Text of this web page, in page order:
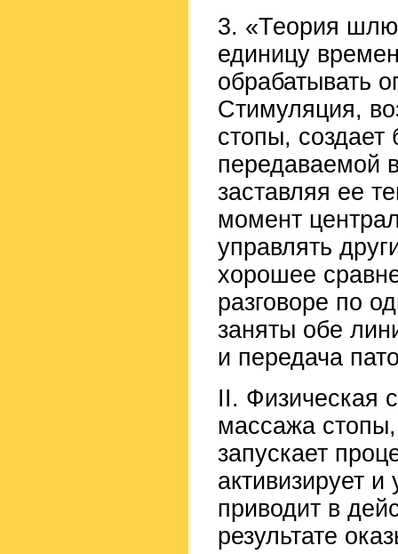
3. «Теория
единицу
обрабатывать
Стимуляция,
стопы,
передаваемой
заставляя ее
момент
управлять
хорошее
разговоре по
заняты обе
и передача
II. Физическая
массажа
запускает
активизирует
приводит в
результате